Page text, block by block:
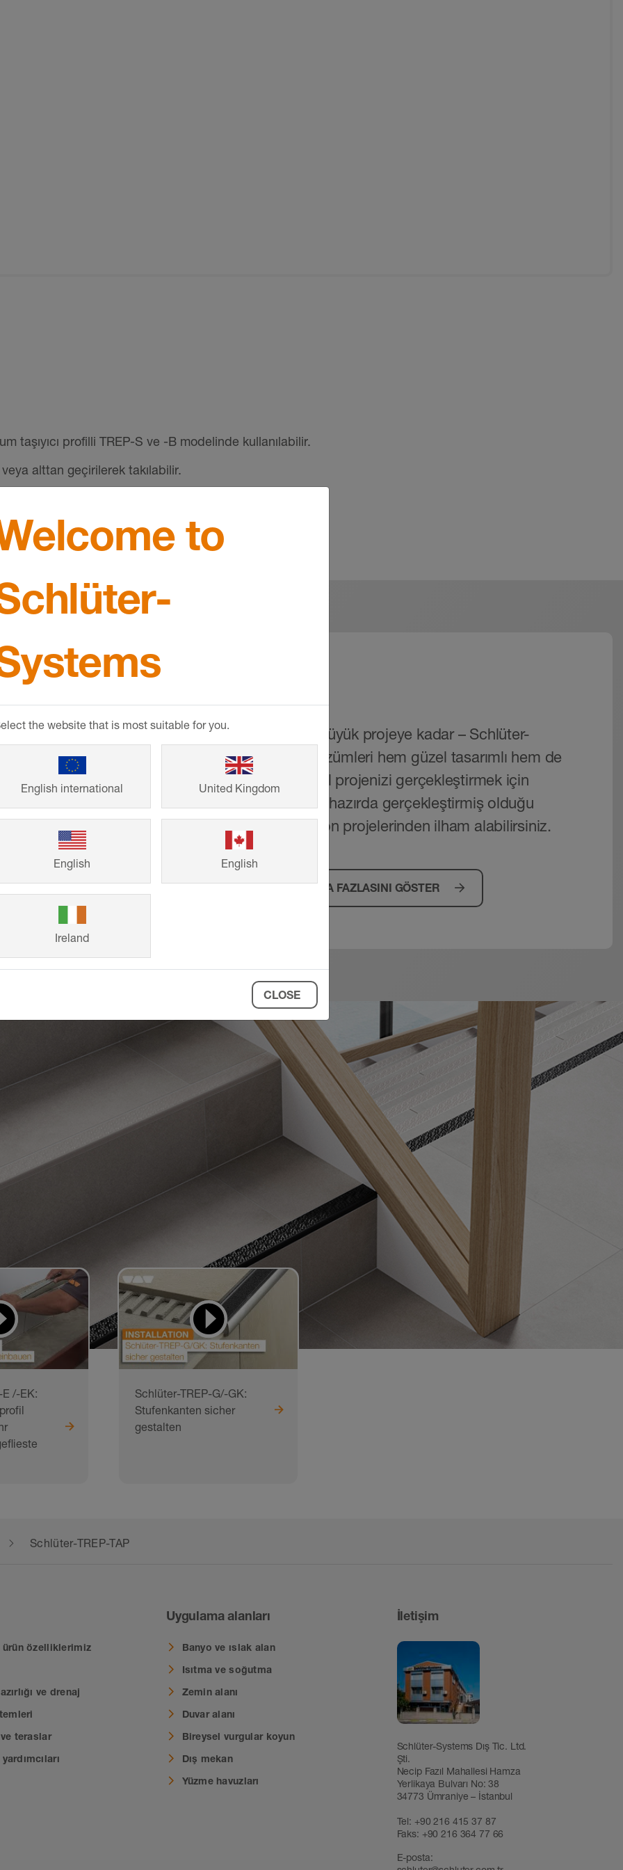
taşıyıcı profilli TREP-S ve -B modelinde kullanılabilir.
alttan geçirilerek takılabilir.
Müstakil evlerden büyük projeye kadar – Schlüter-
Systems'in akıllı çözümleri hem güzel tasarımlı hem de
uzun ömürlü. Kişisel projenizi gerçekleştirmek için
müşterilerimizin halihazırda gerçekleştirmiş olduğu
inşaat ve renovasyon projelerinden ilham alabilirsiniz.
DAHA FAZLASINI GÖSTER
/-EK:
Schlüter-TREP-G/-GK:
Stufenkanten sicher
gestalten
Schlüter-TREP-TAP
ürün özelliklerimiz
ve drenaj
teraslar
Uygulama alanları
Banyo ve ıslak alan
Isıtma ve soğutma
Zemin alanı
Duvar alanı
Bireysel vurgular koyun
Dış mekan
Yüzme havuzları
İletişim
Schlüter-Systems Dış Tic. Ltd.
Şti.
Necip Fazıl Mahallesi Hamza
Yerlikaya Bulvarı No: 38
34773 Ümraniye – İstanbul
Tel: +90 216 415 37 87
Faks: +90 216 364 77 66
E-posta:
to
the website that is most suitable for you.
English international United Kingdom
English English
Ireland
CLOSE